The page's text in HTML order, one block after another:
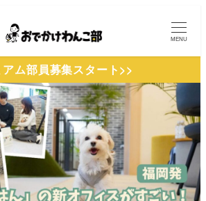
MENU
ム部員募集スタート>>